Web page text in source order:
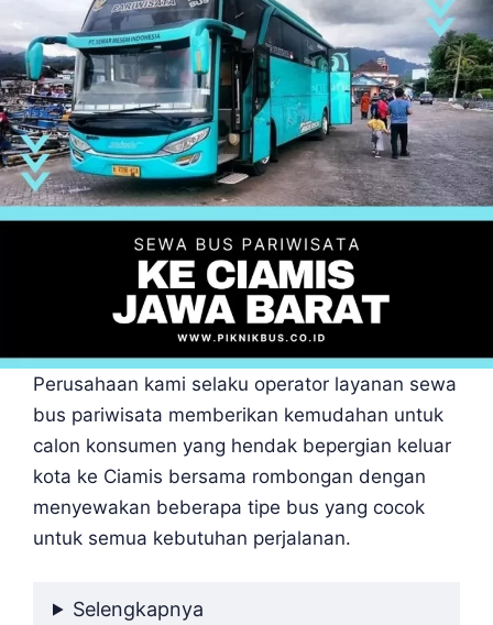
Perusahaan kami selaku operator layanan sewa
bus pariwisata memberikan kemudahan untuk
calon konsumen yang hendak bepergian keluar
kota ke Ciamis bersama rombongan dengan
menyewakan beberapa tipe bus yang cocok
untuk semua kebutuhan perjalanan.
Selengkapnya